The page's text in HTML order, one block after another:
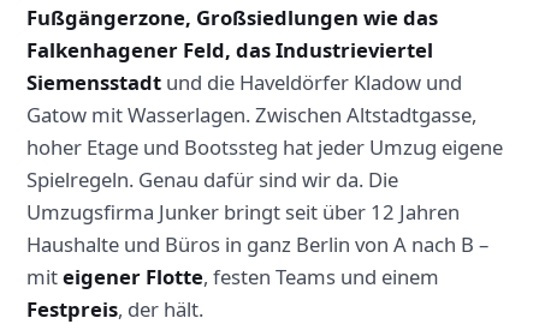
Fußgängerzone, Großsiedlungen wie das
Falkenhagener Feld, das Industrieviertel
Siemensstadt und die Haveldörfer Kladow und
Gatow mit Wasserlagen. Zwischen Altstadtgasse,
hoher Etage und Bootssteg hat jeder Umzug eigene
Spielregeln. Genau dafür sind wir da. Die
Umzugsfirma Junker bringt seit über 12 Jahren
Haushalte und Büros in ganz Berlin von A nach B –
miteigener Flotte, festen Teams und einem
Festpreis, der hält.